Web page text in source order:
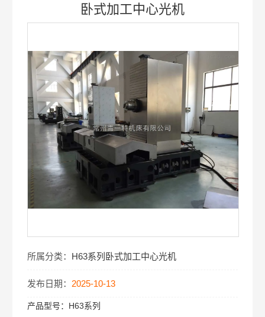
卧式加工中心光机
所属分类： H63系列卧式加工中心光机
发布日期： 2025-10-13
产品型号： H63系列